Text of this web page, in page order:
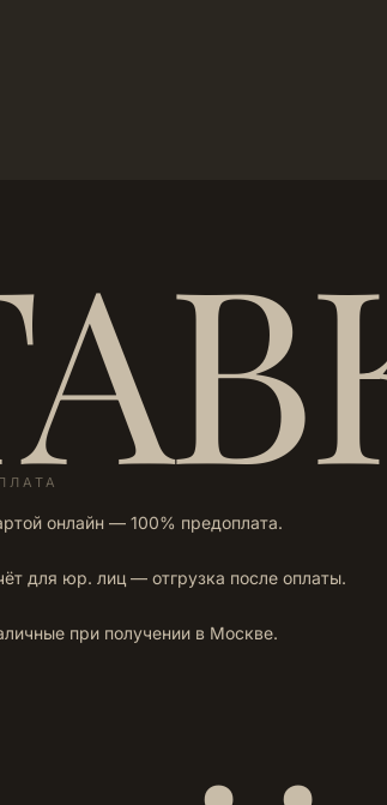
онлайн — 100% предоплата.
для юр. лиц — отгрузка после оплаты.
при получении в Москве.